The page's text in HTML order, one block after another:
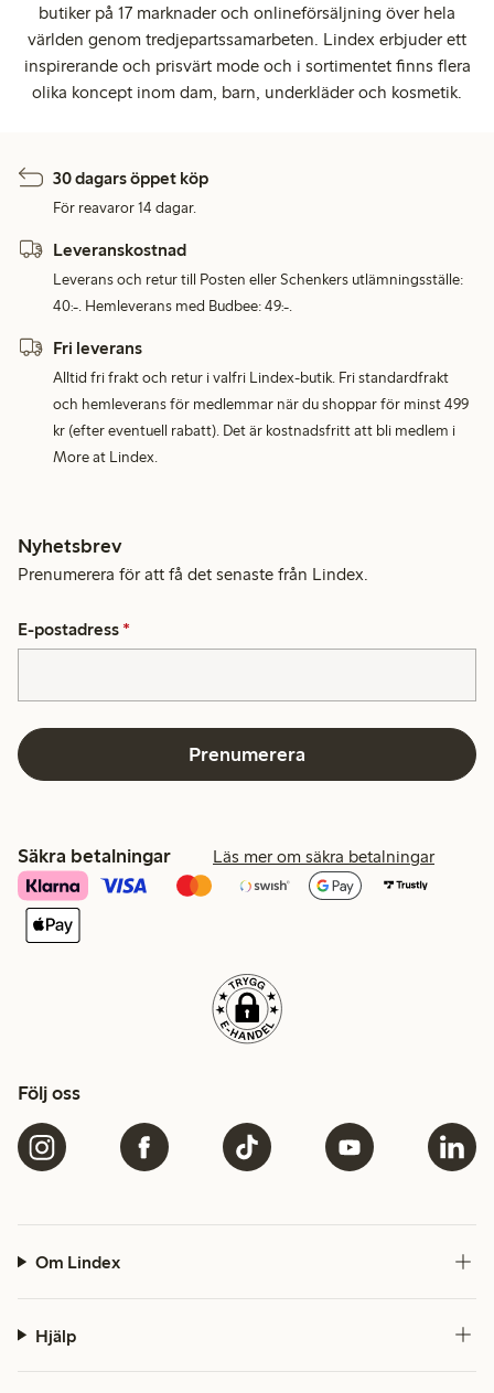
butiker på 17 marknader och onlineförsäljning över hela
världen genom tredjepartssamarbeten. Lindex erbjuder ett
inspirerande och prisvärt mode och i sortimentet finns flera
olika koncept inom dam, barn, underkläder och kosmetik.
30 dagars öppet köp
För reavaror 14 dagar.
Leveranskostnad
Leverans och retur till Posten eller Schenkers utlämningsställe:
40:-. Hemleverans med Budbee: 49:-.
Fri leverans
Alltid fri frakt och retur i valfri Lindex-butik. Fri standardfrakt
och hemleverans för medlemmar när du shoppar för minst 499
kr (efter eventuell rabatt). Det är kostnadsfritt att bli medlem i
More at Lindex.
Nyhetsbrev
Prenumerera för att få det senaste från Lindex.
E-postadress *
Prenumerera
Säkra betalningar Läs mer om säkra betalningar
Följ oss
Om Lindex
Hjälp